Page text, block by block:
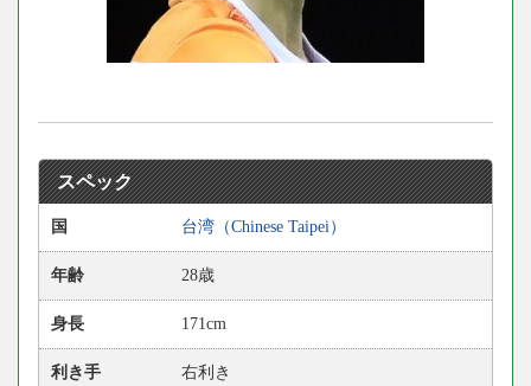
スペック
国 台湾（Chinese Taipei）
年齢 28歳
身長 171cm
利き手 右利き